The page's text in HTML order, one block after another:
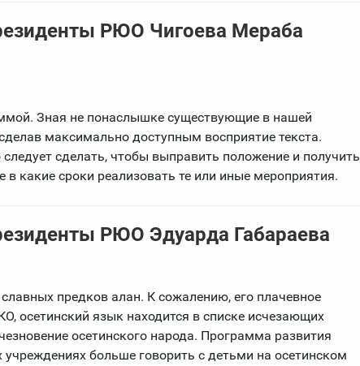
РЮО Чигоева Мераба
Зная не понаслышке существующие в нашей
максимально доступным восприятие текста.
сделать, чтобы выправить положение и получить
какие сроки реализовать те или иные мероприятия.
РЮО Эдуарда Габараева
предков алан. К сожалению, его плачевное
осетинский язык находится в списке исчезающих
осетинского народа. Программа развития
больше говорить с детьми на осетинском